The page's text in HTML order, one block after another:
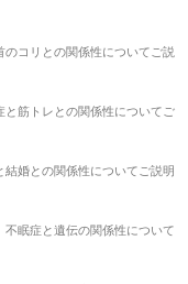
コリとの関係性についてご説
筋トレとの関係性についてご
婚との関係性についてご説明
眠症と遺伝の関係性について